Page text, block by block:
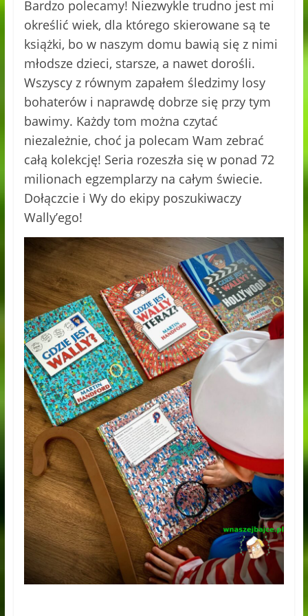
Bardzo polecamy! Niezwykle trudno jest mi
określić wiek, dla którego skierowane są te
książki, bo w naszym domu bawią się z nimi
młodsze dzieci, starsze, a nawet dorośli.
Wszyscy z równym zapałem śledzimy losy
bohaterów i naprawdę dobrze się przy tym
bawimy. Każdy tom można czytać
niezależnie, choć ja polecam Wam zebrać
całą kolekcję! Seria rozeszła się w ponad 72
milionach egzemplarzy na całym świecie.
Dołączcie i Wy do ekipy poszukiwaczy
Wally’ego!